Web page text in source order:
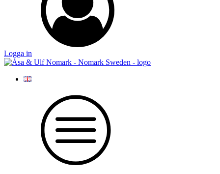
Logga in